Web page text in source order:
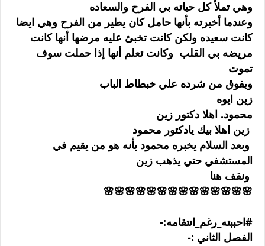
وهي تملأ كل حياته بي الفرح والسعاده
وعندما أخبرته بأنها حامل كان يطير من الفرح وهي ايضا
كانت سعيده ولكن كانت تخبئ عليه مرضها أنها كانت
مريضه بي القلب وكانت تعلم أنها إذا حملت سوف
تموت
ويفوق من شرده علي خبطاط الباب
زين ايوه
محمود. اهلا دكتور زين
زين اهلا بيك يادكتور محمود
وبعد السلام يخبره محمود بأنه هو من يقيم في
المستشفي حتي يذهب زين
ونقف هنا
🌸🌸🌸🌸🌸🌸🌸🌸🌸🌸🌸🌸🌸🌸
#احببته_رغم_انتقامه:-
الفصل الثاني :-